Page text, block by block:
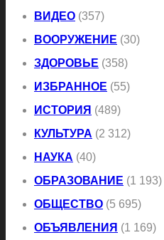
ВИДЕО (357)
ВООРУЖЕНИЕ (30)
ЗДОРОВЬЕ (358)
ИЗБРАННОЕ (55)
ИСТОРИЯ (489)
КУЛЬТУРА (2 312)
НАУКА (40)
ОБРАЗОВАНИЕ (1 193)
ОБЩЕСТВО (5 695)
ОБЪЯВЛЕНИЯ (1 169)